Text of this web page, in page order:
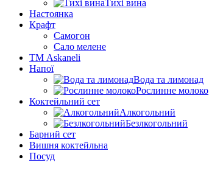
Тихі вина
Настоянка
Крафт
Самогон
Сало мелене
ТМ Askaneli
Напої
Вода та лимонад
Рослинне молоко
Коктейльний сет
Алкогольний
Безлкогольний
Барний сет
Вишня коктейльна
Посуд